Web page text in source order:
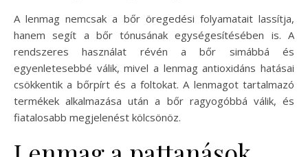
A lenmag nemcsak a bőr öregedési folyamatait lassítja,
hanem segít a bőr tónusának egységesítésében is. A
rendszeres használat révén a bőr simábbá és
egyenletesebbé válik, mivel a lenmag antioxidáns hatásai
csökkentik a bőrpírt és a foltokat. A lenmagot tartalmazó
termékek alkalmazása után a bőr ragyogóbbá válik, és
fiatalosabb megjelenést kölcsönöz.